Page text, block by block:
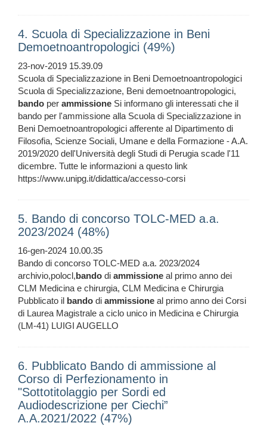
4. Scuola di Specializzazione in Beni
Demoetnoantropologici (49%)
23-nov-2019 15.39.09
Scuola di Specializzazione in Beni Demoetnoantropologici
Scuola di Specializzazione, Beni demoetnoantropologici,
bando per ammissione Si informano gli interessati che il
bando per l'ammissione alla Scuola di Specializzazione in
Beni Demoetnoantropologici afferente al Dipartimento di
Filosofia, Scienze Sociali, Umane e della Formazione - A.A.
2019/2020 dell'Università degli Studi di Perugia scade l'11
dicembre. Tutte le informazioni a questo link
https://www.unipg.it/didattica/accesso-corsi
5. Bando di concorso TOLC-MED a.a.
2023/2024 (48%)
16-gen-2024 10.00.35
Bando di concorso TOLC-MED a.a. 2023/2024
archivio,polocl,bando di ammissione al primo anno dei
CLM Medicina e chirurgia, CLM Medicina e Chirurgia
Pubblicato il bando di ammissione al primo anno dei Corsi
di Laurea Magistrale a ciclo unico in Medicina e Chirurgia
(LM-41) LUIGI AUGELLO
6. Pubblicato Bando di ammissione al
Corso di Perfezionamento in
"Sottotitolaggio per Sordi ed
Audiodescrizione per Ciechi”
A.A.2021/2022 (47%)